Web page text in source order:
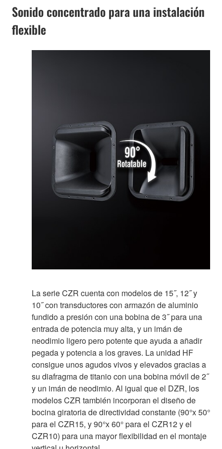
Sonido concentrado para una instalación
flexible
La serie CZR cuenta con modelos de 15˝, 12˝ y
10˝ con transductores con armazón de aluminio
fundido a presión con una bobina de 3˝ para una
entrada de potencia muy alta, y un imán de
neodimio ligero pero potente que ayuda a añadir
pegada y potencia a los graves. La unidad HF
consigue unos agudos vivos y elevados gracias a
su diafragma de titanio con una bobina móvil de 2˝
y un imán de neodimio. Al igual que el DZR, los
modelos CZR también incorporan el diseño de
bocina giratoria de directividad constante (90°x 50°
para el CZR15, y 90°x 60° para el CZR12 y el
CZR10) para una mayor flexibilidad en el montaje